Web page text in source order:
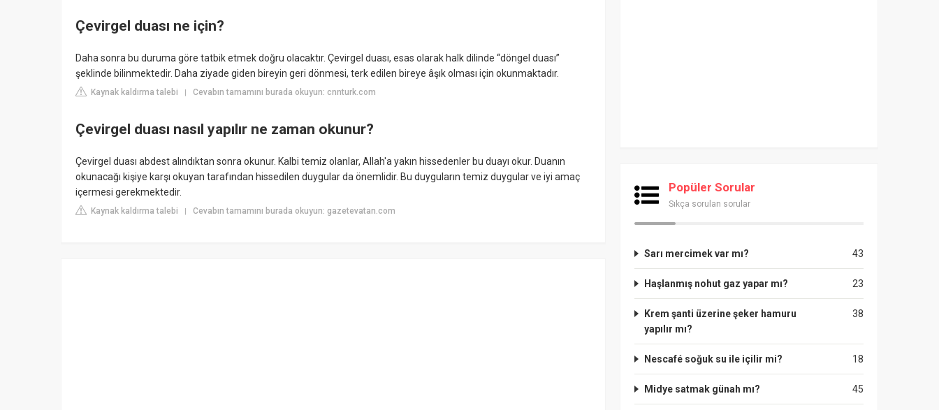
Çevirgel duası ne için?
Daha sonra bu duruma göre tatbik etmek doğru olacaktır. Çevirgel duası, esas olarak halk dilinde “döngel duası”
şeklinde bilinmektedir. Daha ziyade giden bireyin geri dönmesi, terk edilen bireye âşık olması için okunmaktadır.
Kaynak kaldırma talebi | Cevabın tamamını burada okuyun: cnnturk.com
Çevirgel duası nasıl yapılır ne zaman okunur?
Çevirgel duası abdest alındıktan sonra okunur. Kalbi temiz olanlar, Allah'a yakın hissedenler bu duayı okur. Duanın
okunacağı kişiye karşı okuyan tarafından hissedilen duygular da önemlidir. Bu duyguların temiz duygular ve iyi amaç
içermesi gerekmektedir.
Kaynak kaldırma talebi | Cevabın tamamını burada okuyun: gazetevatan.com
Popüler Sorular
Sıkça sorulan sorular
43
Sarı mercimek var mı?
23
Haşlanmış nohut gaz yapar mı?
38
Krem şanti üzerine şeker hamuru
yapılır mı?
18
Nescafé soğuk su ile içilir mi?
45
Midye satmak günah mı?